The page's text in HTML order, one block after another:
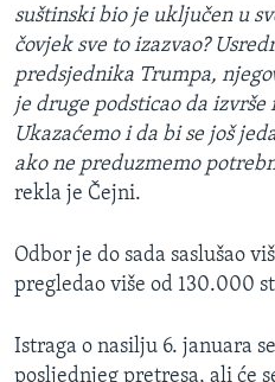
suštinski bio je uključen u
čovjek sve to izazvao?
predsjednika Trumpa,
je druge podsticao da izvrše
Ukazaćemo i da bi se još
ako ne preduzmemo
rekla je Čejni.
Odbor je do sada saslušao
pregledao više od 130.000
Istraga o nasilju 6. januara
posljednjeg pretresa, ali će